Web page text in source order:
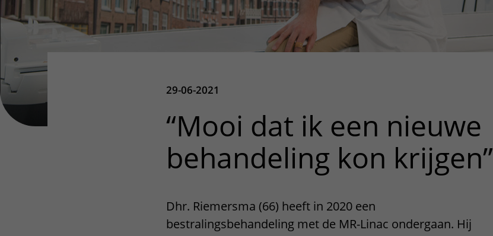
29-06-2021
“Mooi dat ik een nieuwe
behandeling kon krijgen”
Dhr. Riemersma (66) heeft in 2020 een
bestralingsbehandeling met de MR-Linac ondergaan. Hij